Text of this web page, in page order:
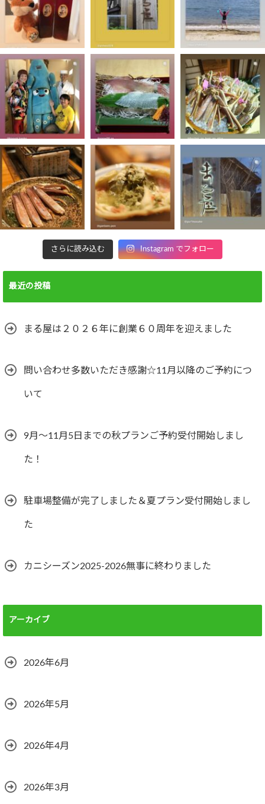
さらに読み込む Instagram でフォロー
最近の投稿
まる屋は２０２６年に創業６０周年を迎えました
問い合わせ多数いただき感謝☆11月以降のご予約につ
いて
9月～11月5日までの秋プランご予約受付開始しまし
た！
駐車場整備が完了しました＆夏プラン受付開始しまし
た
カニシーズン2025-2026無事に終わりました
アーカイブ
2026年6月
2026年5月
2026年4月
2026年3月